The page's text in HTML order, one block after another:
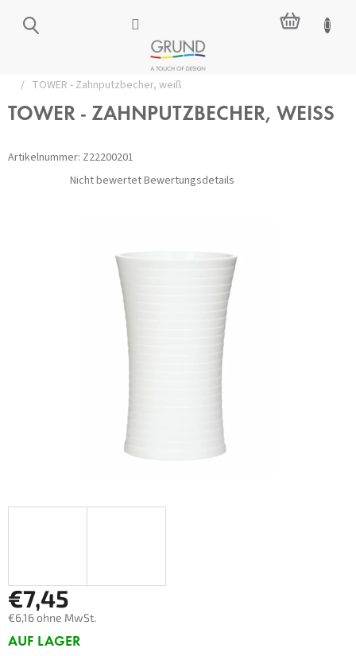
Inhalt
springen
Zubehör für das Badezimmer
/ TOWER - Zahnputzbecher, weiß
TOWER - ZAHNPUTZBECHER, WEISS
Artikelnummer: Z22200201
Die
durchschnittliche
Nicht bewertetBewertungsdetails
€7,45
€6,16 ohne MwSt.
Verkaufspreis:
AUF LAGER